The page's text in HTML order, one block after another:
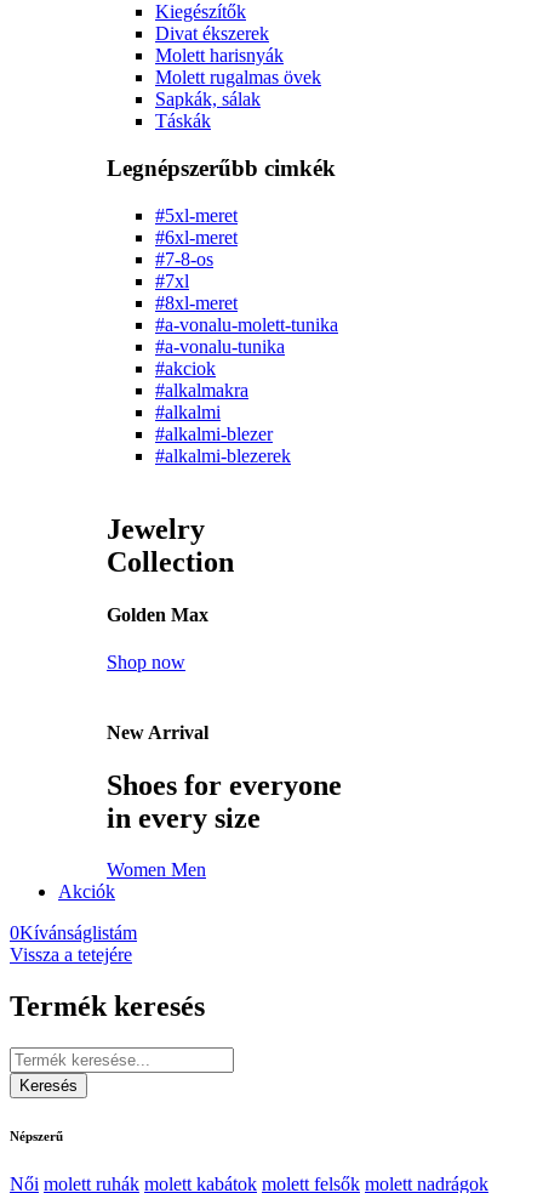
Kiegészítők
Divat ékszerek
Molett harisnyák
Molett rugalmas övek
Sapkák, sálak
Táskák
Legnépszerűbb cimkék
#5xl-meret
#6xl-meret
#7-8-os
#7xl
#8xl-meret
#a-vonalu-molett-tunika
#a-vonalu-tunika
#akciok
#alkalmakra
#alkalmi
#alkalmi-blezer
#alkalmi-blezerek
Jewelry
Collection
Golden Max
Shop now
New Arrival
Shoes for everyone
in every size
Women Men
Akciók
0Kívánságlistám
Vissza a tetejére
Termék keresés
Népszerű
Női molett ruhák molett kabátok molett felsők molett nadrágok